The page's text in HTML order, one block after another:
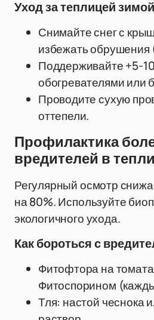
Уход за теплицей зимой
Снимайте снег с
избежать обрушения
Поддерживайте +5-
обогревателями или
Проводите сухую
оттепели.
Профилактика
вредителей в
Регулярный осмотр
на 80%. Используйте
экологичного ухода.
Как бороться с
Фитофтора на
Фитоспорином
Тля: настой чеснока